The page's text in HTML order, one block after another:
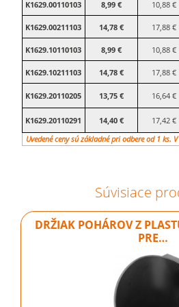
K1629.00110103 8,99 € 10,88 €
K1629.00211103 14,78 € 17,88 €
K1629.10110103 8,99 € 10,88 €
K1629.10211103 14,78 € 17,88 €
K1629.20110205 13,75 € 16,64 €
K1629.20110291
14,40 € 17,42 €
Uvedené ceny sú základné pri odbere od 1
Súvisiace
DRŽIAK POHÁROV Z
PRE…